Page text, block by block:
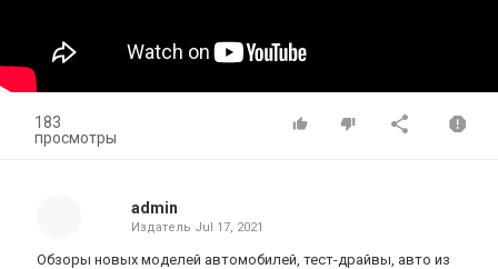
183
просмотры
admin
Издатель Jul 17, 2021
Обзоры новых моделей автомобилей, тест-драйвы, авто из